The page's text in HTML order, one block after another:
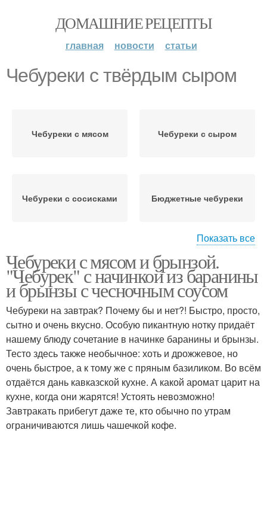
ДОМАШНИЕ РЕЦЕПТЫ
главная новости статьи
Чебуреки с твёрдым сыром
Чебуреки с мясом Чебуреки с сыром
Чебуреки с сосисками Бюджетные чебуреки
Сочные чебуреки Аппетитные чебуреки
Чебуреки без мяса
Ингредиенты для
чебуреки
Крымские чебуреки
Показать все
Чебуреки с мясом и брынзой.
"Чебурек" с начинкой из баранины
и брынзы с чесночным соусом
Чебуреки на завтрак? Почему бы и нет?! Быстро, просто,
сытно и очень вкусно. Особую пикантную нотку придаёт
нашему блюду сочетание в начинке баранины и брынзы.
Тесто здесь также необычное: хоть и дрожжевое, но
очень быстрое, а к тому же с пряным базиликом. Во всём
отдаётся дань кавказской кухне. А какой аромат царит на
кухне, когда они жарятся! Устоять невозможно!
Завтракать прибегут даже те, кто обычно по утрам
ограничиваются лишь чашечкой кофе.